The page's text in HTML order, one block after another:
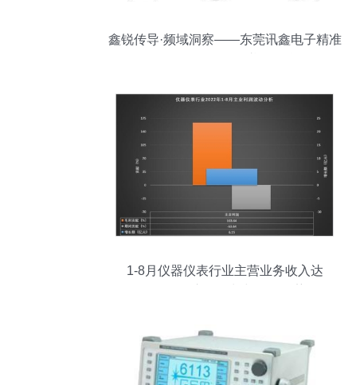
鑫锐传导·频域洞察——东莞讯鑫电子精准
1-8月仪器仪表行业主营业务收入达